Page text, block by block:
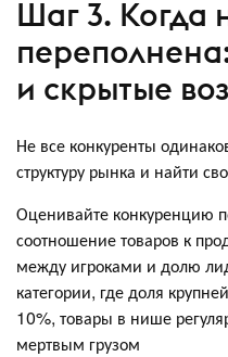
Шаг 3. Когда
и скрытые
Не все конкуренты
структуру рынка и найти
Оценивайте конкуренцию
соотношение товаров к
между игроками и долю
категории, где доля
10%, товары в нише
мертвым грузом